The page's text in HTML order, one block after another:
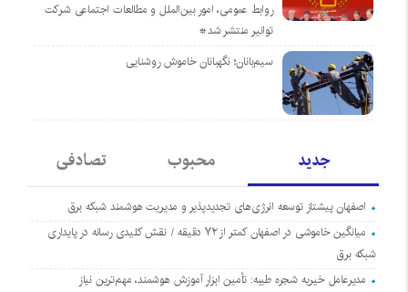
روابط عمومی، امور بین‌الملل و مطالعات اجتماعی شرکت
توانیر منتشر شد*
سیم‌بانان؛ نگهبانان خاموش روشنایی
جدید محبوب تصادفی
اصفهان پیشتاز توسعه انرژی‌های تجدیدپذیر و مدیریت هوشمند شبکه برق
میانگین خاموشی در اصفهان کمتر از ۷۲ دقیقه / نقش کلیدی رسانه در پایداری
شبکه برق
مدیرعامل خیریه شجره طیبه: تأمین ابزار آموزش هوشمند، مهم‌ترین نیاز